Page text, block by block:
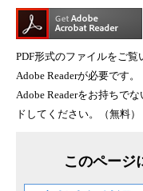
PDF形式のファイルをご
Adobe Readerが必要です。
Adobe Readerをお持ちで
ドしてください。（無料）
このページ